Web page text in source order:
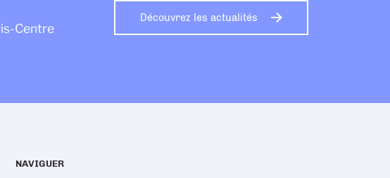
Centre
Découvrez les actualités
NAVIGUER